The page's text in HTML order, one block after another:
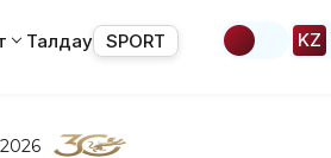
Талдау SPORT KZ